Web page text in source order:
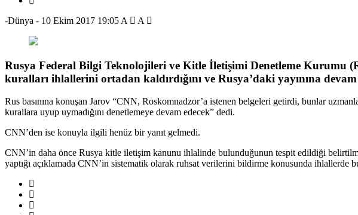
-Dünya - 10 Ekim 2017 19:05 A A
Rusya Federal Bilgi Teknolojileri ve Kitle İletişimi Denetleme Kurumu
kuralları ihlallerini ortadan kaldırdığını ve Rusya’daki yayınına
Rus basınına konuşan Jarov “CNN, Roskomnadzor’a istenen belgeleri getirdi, bunlar
kurallara uyup uymadığını denetlemeye devam edecek” dedi.
CNN’den ise konuyla ilgili henüz bir yanıt gelmedi.
CNN’in daha önce Rusya kitle iletişim kanunu ihlalinde bulunduğunun tespit edildiği
yaptığı açıklamada CNN’in sistematik olarak ruhsat verilerini bildirme konusunda ihlallerde